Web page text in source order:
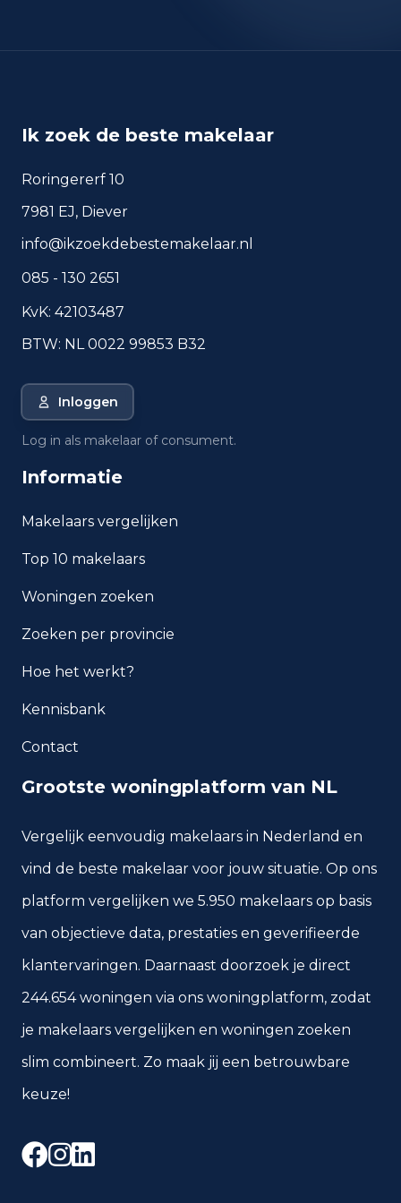
veiligheidstrends in de woonomgeving van
wonen in Amsterdam
Korte antwoorden op basis van actuele
plaatscijfers, handig voor een snelle
vergelijking van de woonomgeving.
Amsterdam?
waarde in Amsterdam?
inkomen per inwoner in
Amsterdam?
Amsterdam?
Welke woningtypen komen
het meest voor in Amsterdam?
Ik zoek de beste makelaar
Roringererf 10
7981 EJ, Diever
info@ikzoekdebestemakelaar.nl
085 - 130 2651
KvK: 42103487
BTW: NL 0022 99853 B32
Inloggen
Log in als makelaar of consument.
Informatie
Makelaars vergelijken
Top 10 makelaars
Woningen zoeken
Zoeken per provincie
Hoe het werkt?
Kennisbank
Contact
Grootste woningplatform van NL
Vergelijk eenvoudig makelaars in Nederland en
vind de beste makelaar voor jouw situatie. Op ons
platform vergelijken we 5.950 makelaars op basis
van objectieve data, prestaties en geverifieerde
klantervaringen. Daarnaast doorzoek je direct
244.654 woningen via ons woningplatform, zodat
je makelaars vergelijken en woningen zoeken
slim combineert. Zo maak jij een betrouwbare
keuze!
Facebook
Instagram
LinkedIn